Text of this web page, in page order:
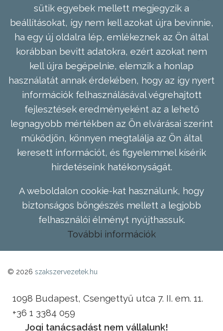
sütik egyebek mellett megjegyzik a
beállításokat, így nem kell azokat újra bevinnie,
ha egy új oldalra lép, emlékeznek az Ön által
korábban bevitt adatokra, ezért azokat nem
kell újra begépelnie, elemzik a honlap
használatát annak érdekében, hogy az így nyert
információk felhasználásával végrehajtott
fejlesztések eredményeként az a lehető
legnagyobb mértékben az Ön elvárásai szerint
működjön, könnyen megtalálja az Ön által
keresett információt, és figyelemmel kísérik
hirdetéseink hatékonyságát.
A weboldalon cookie-kat használunk, hogy
biztonságos böngészés mellett a legjobb
felhasználói élményt nyújthassuk.
További információk
© 2026 szakszervezetek.hu
1098 Budapest, Csengettyű utca 7. II. em. 11.
+36 1 3384 059
Jogi tanácsadást nem vállalunk!